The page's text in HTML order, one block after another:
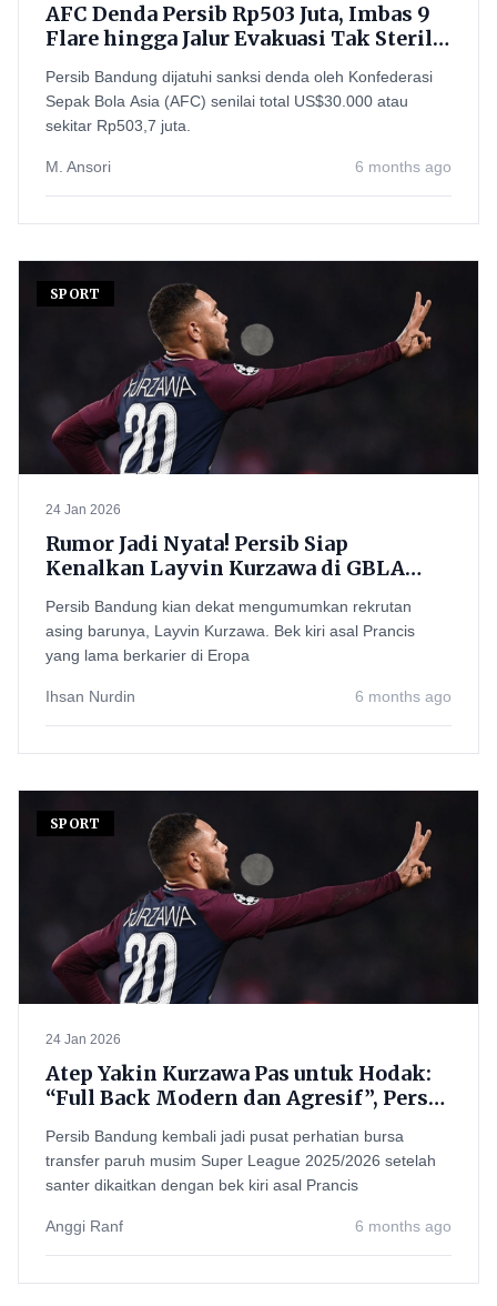
AFC Denda Persib Rp503 Juta, Imbas 9
Flare hingga Jalur Evakuasi Tak Steril
Persib Bandung dijatuhi sanksi denda oleh Konfederasi
Sepak Bola Asia (AFC) senilai total US$30.000 atau
sekitar Rp503,7 juta.
M. Ansori 6 months ago
SPORT
24 Jan 2026
Rumor Jadi Nyata! Persib Siap
Kenalkan Layvin Kurzawa di GBLA
Persib Bandung kian dekat mengumumkan rekrutan
asing barunya, Layvin Kurzawa. Bek kiri asal Prancis
yang lama berkarier di Eropa
Ihsan Nurdin 6 months ago
SPORT
24 Jan 2026
Atep Yakin Kurzawa Pas untuk Hodak:
“Full Back Modern dan Agresif”, Persib
Persib Bandung kembali jadi pusat perhatian bursa
transfer paruh musim Super League 2025/2026 setelah
santer dikaitkan dengan bek kiri asal Prancis
Anggi Ranf 6 months ago